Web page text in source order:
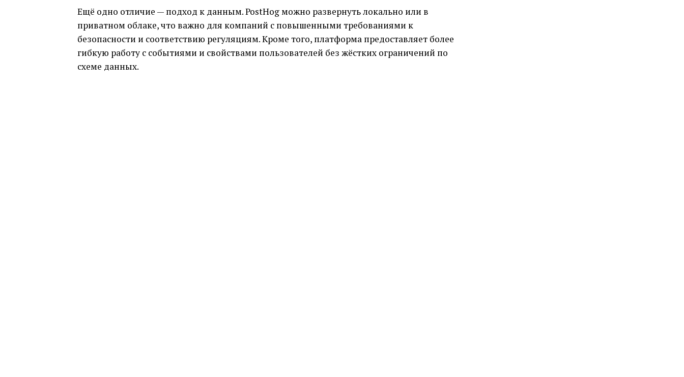
Ещё одно отличие — подход к данным. PostHog можно развернуть локально или в
приватном облаке, что важно для компаний с повышенными требованиями к
безопасности и соответствию регуляциям. Кроме того, платформа предоставляет более
гибкую работу с событиями и свойствами пользователей без жёстких ограничений по
схеме данных.